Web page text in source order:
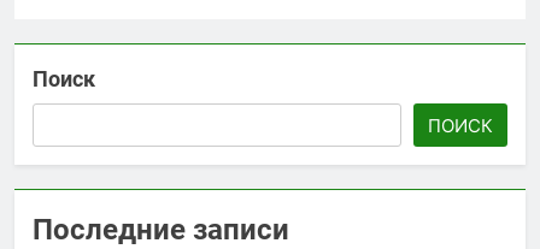
Поиск
ПОИСК
Последние записи